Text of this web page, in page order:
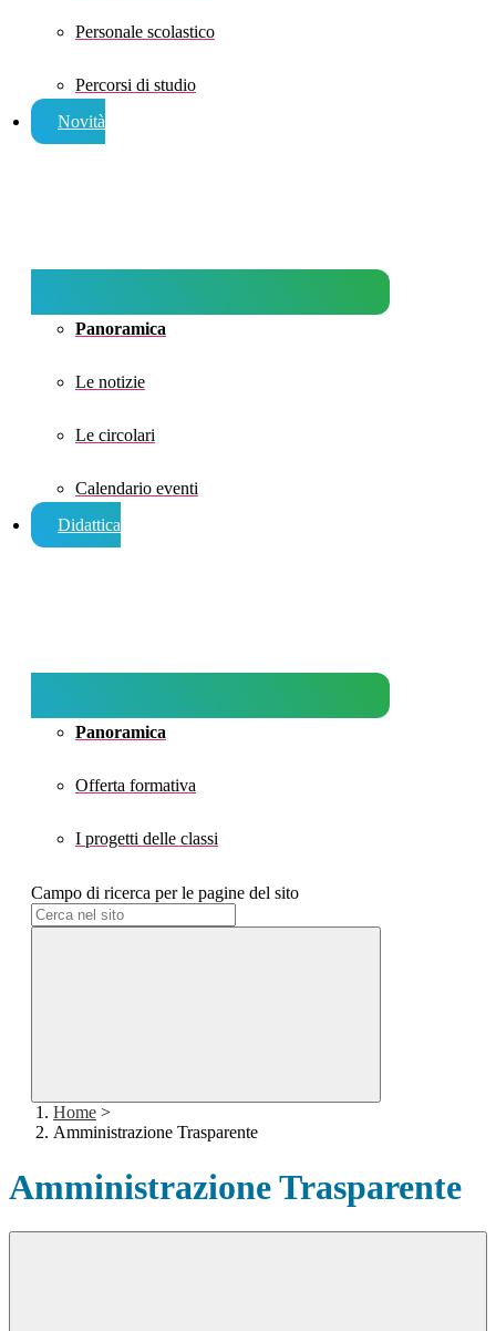
Personale scolastico
Percorsi di studio
Novità
Panoramica
Le notizie
Le circolari
Calendario eventi
Didattica
Panoramica
Offerta formativa
I progetti delle classi
Campo di ricerca per le pagine del sito
Home >
Amministrazione Trasparente
Amministrazione Trasparente